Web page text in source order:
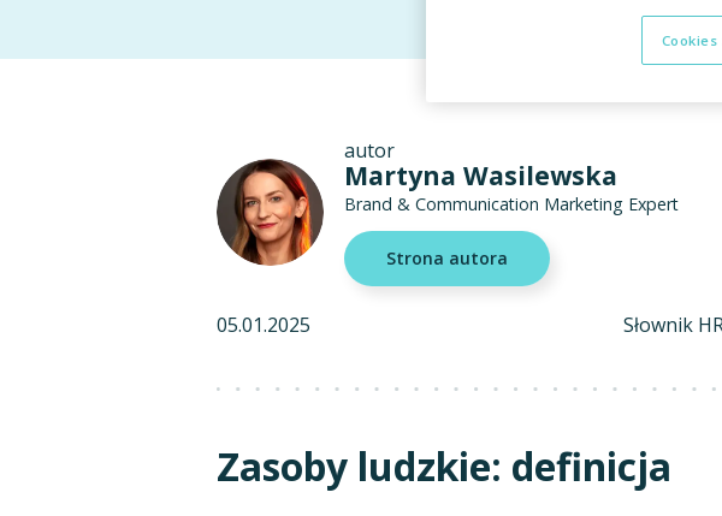
autor
Martyna Wasilewska
Brand & Communication Marketing Expert
Strona autora
05.01.2025 Słownik
Zasoby ludzkie: definicja